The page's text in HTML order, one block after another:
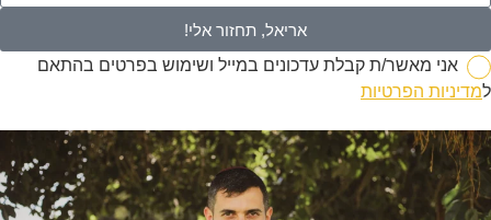
אני מאשר/ת קבלת עדכונים במייל ושימוש בפרטים בהתאם
למדיניות הפרטיות
אריאל, תחזור אלי!